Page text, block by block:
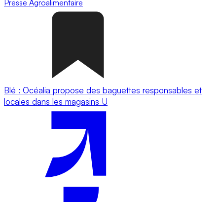
Presse Agroalimentaire
Blé : Océalia propose des baguettes responsables et
locales dans les magasins U